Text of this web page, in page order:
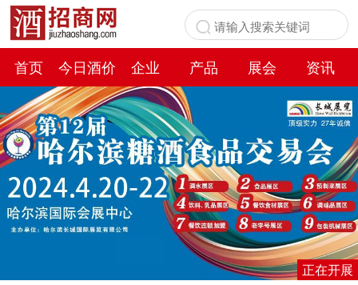
首页 今日酒价 企业 产品 展会
资讯
百科
正在开展